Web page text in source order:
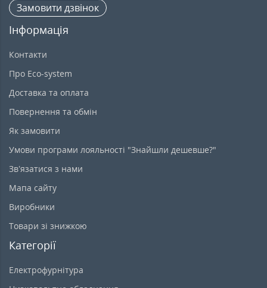
Замовити дзвінок
Інформація
Контакти
Про Eco-system
Доставка та оплата
Повернення та обмін
Як замовити
Умови програми лояльності "Знайшли дешевше?"
Зв’язатися з нами
Мапа сайту
Виробники
Товари зі знижкою
Категорії
Електрофурнітура